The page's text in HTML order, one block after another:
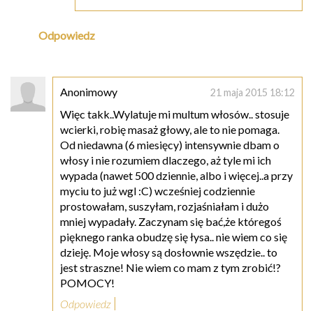
Odpowiedz
Anonimowy 21 maja 2015 18:12
Więc takk..Wylatuje mi multum włosów.. stosuje
wcierki, robię masaż głowy, ale to nie pomaga.
Od niedawna (6 miesięcy) intensywnie dbam o
włosy i nie rozumiem dlaczego, aż tyle mi ich
wypada (nawet 500 dziennie, albo i więcej..a przy
myciu to już wgl :C) wcześniej codziennie
prostowałam, suszyłam, rozjaśniałam i dużo
mniej wypadały. Zaczynam się bać,że któregoś
pięknego ranka obudzę się łysa.. nie wiem co się
dzieję. Moje włosy są dosłownie wszędzie.. to
jest straszne! Nie wiem co mam z tym zrobić!?
POMOCY!
Odpowiedz